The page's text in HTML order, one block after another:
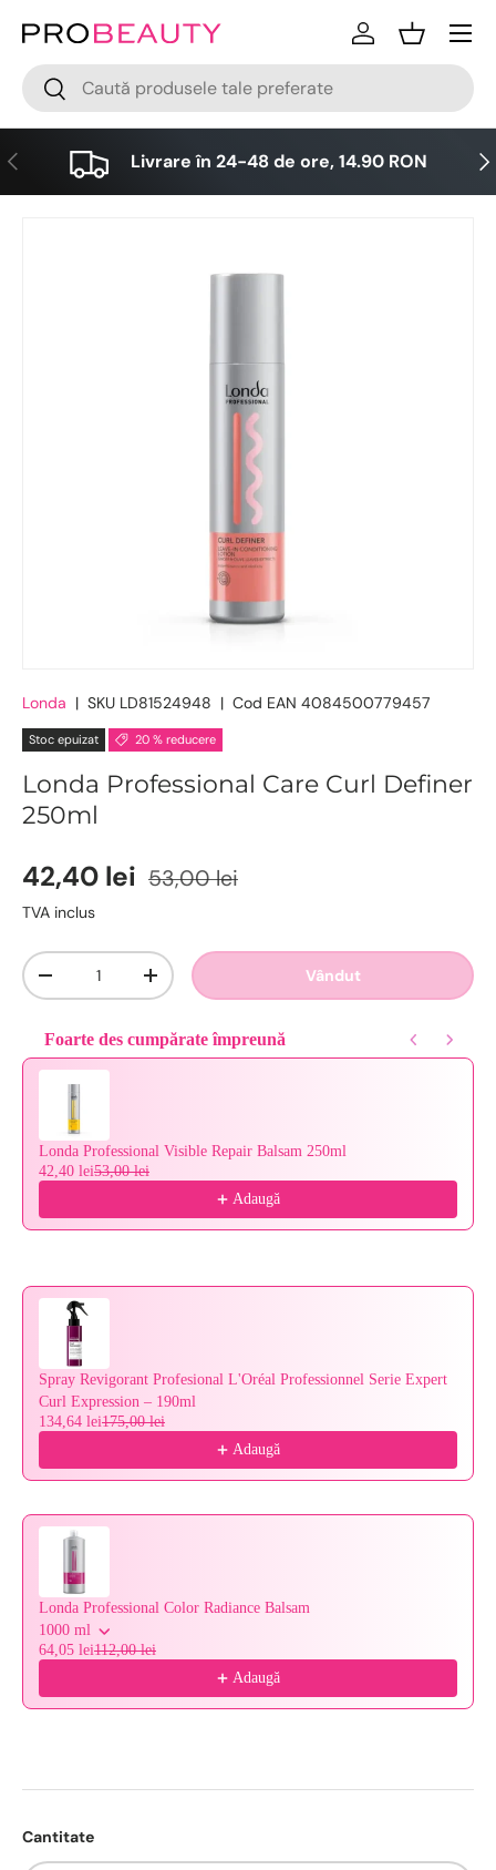
Sari la conținut
Cǎutare
Cǎutare
LogareCos
Meniu
Anterior Livrare în 24-48 de ore, 14.90 RON
Londa | SKU LD81524948 | Cod EAN 4084500779457
Stoc epuizat 20 % reducere
Londa Professional Care Curl Definer
250ml
42,40 lei 53,00 lei
TVA inclus
Cantitate
-
+ Vândut
Foarte des cumpărate împreună
Use the Previous and Next buttons to navigate through product
Londa Professional Visible Repair Balsam 250ml
42,40 lei53,00 lei
Adaugă
Spray Revigorant Profesional L'Oréal Professionnel Serie Expert
Curl Expression – 190ml
134,64 lei175,00 lei
Adaugă
Londa Professional Color Radiance Balsam
1000 ml
64,05 lei112,00 lei
Adaugă
Cantitate